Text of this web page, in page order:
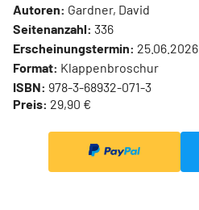
Autoren: Gardner, David
Seitenanzahl: 336
Erscheinungstermin: 25.06.2026
Format: Klappenbroschur
ISBN: 978-3-68932-071-3
Preis: 29,90 €